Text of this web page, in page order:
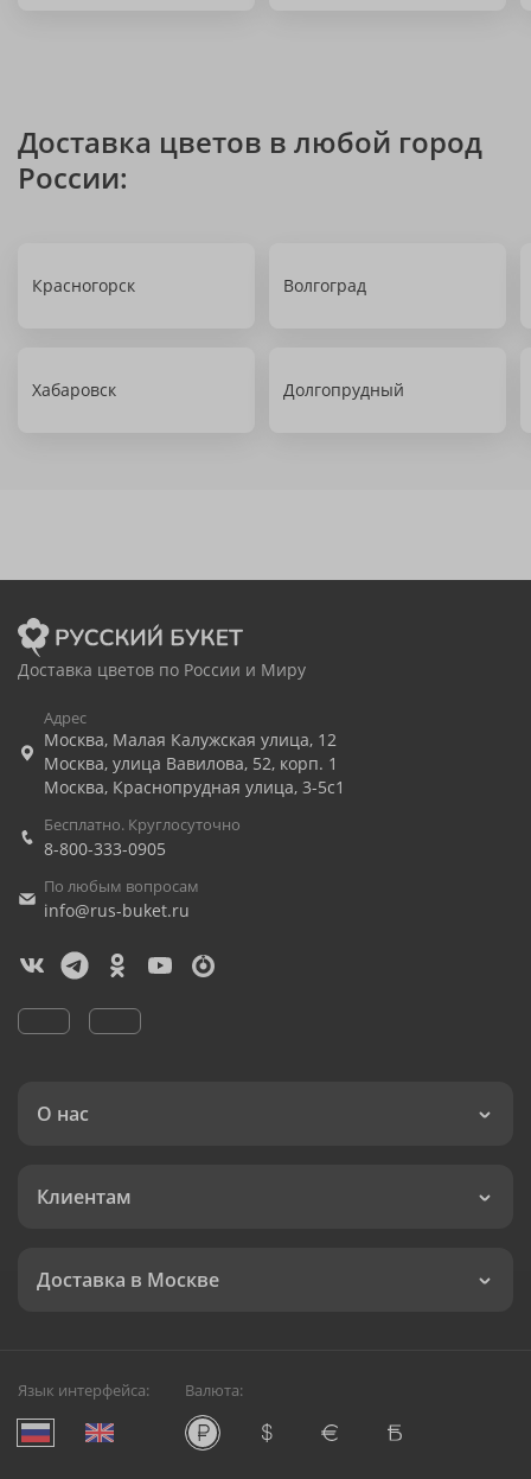
Доставка цветов в любой город
России:
Красногорск Волгоград
Хабаровск Долгопрудный
Доставка цветов по России и Миру
Адрес
Москва, Малая Калужская улица, 12
Москва, улица Вавилова, 52, корп. 1
Москва, Краснопрудная улица, 3-5с1
Бесплатно. Круглосуточно
8-800-333-0905
По любым вопросам
info@rus-buket.ru
О нас
Клиентам
Доставка в Москве
Язык интерфейса: Валюта: